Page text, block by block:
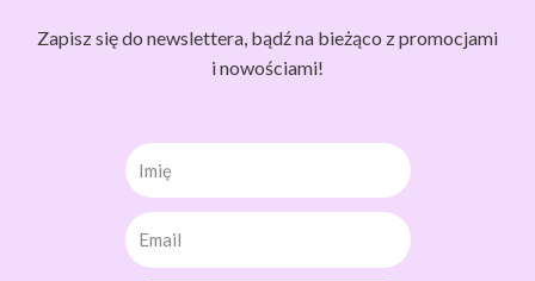
Zapisz się do newslettera, bądź na bieżąco z promocjami
i nowościami!
Imię